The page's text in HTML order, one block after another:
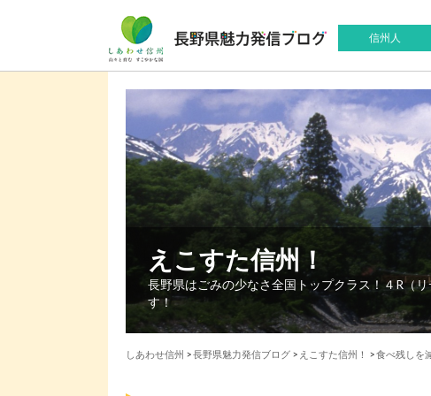
信州人
えこすた信州！
長野県はごみの少なさ全国トップクラス！４R（
す！
しあわせ信州 >長野県魅力発信ブログ > えこすた信州！ >食べ残しを